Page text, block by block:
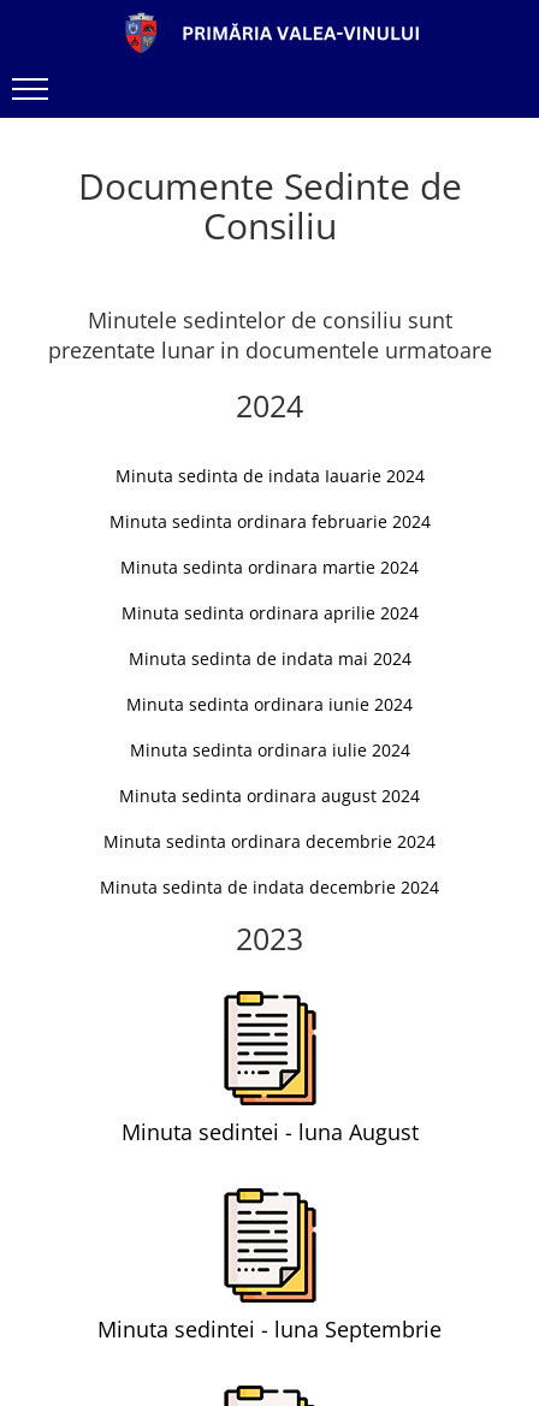
Documente Sedinte de
Consiliu
Minutele sedintelor de consiliu sunt
prezentate lunar in documentele urmatoare
2024
Minuta sedinta de indata Iauarie 2024
Minuta sedinta ordinara februarie 2024
Minuta sedinta ordinara martie 2024
Minuta sedinta ordinara aprilie 2024
Minuta sedinta de indata mai 2024
Minuta sedinta ordinara iunie 2024
Minuta sedinta ordinara iulie 2024
Minuta sedinta ordinara august 2024
Minuta sedinta ordinara decembrie 2024
Minuta sedinta de indata decembrie 2024
2023
Minuta sedintei - luna August
Minuta sedintei - luna Septembrie